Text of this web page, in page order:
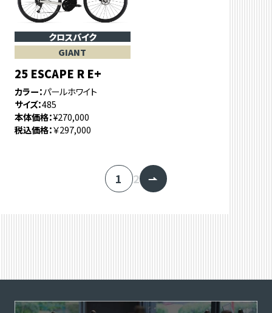
クロスバイク
GIANT
25 ESCAPE R E+
カラー パールホワイト
サイズ 485
本体価格 ¥270,000
税込価格 ￥297,000
1 2